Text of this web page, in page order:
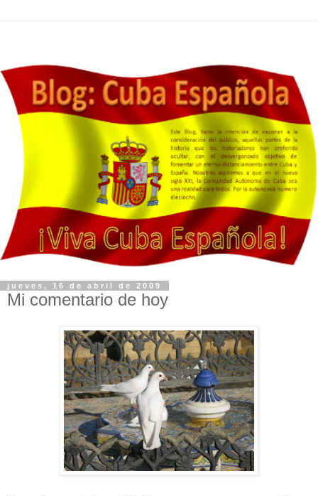
jueves, 16 de abril de 2009
Mi comentario de hoy